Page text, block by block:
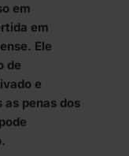
em
em
Ele
de
e
penas dos